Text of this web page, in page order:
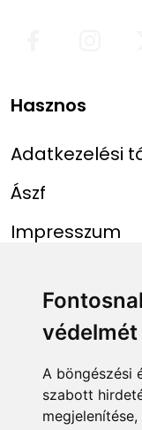
védelmét
A böngészési
szabott
Hasznos
Adatkezelési
Ászf
Impresszum
Menü
Főoldal
Rekordlista
Abszolút